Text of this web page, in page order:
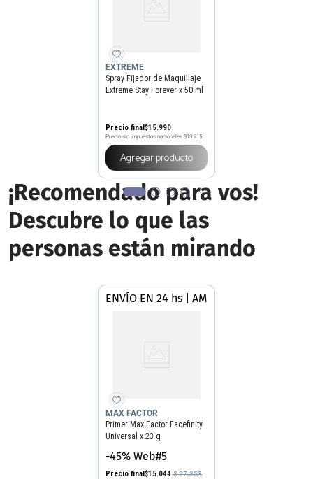
EXTREME
Spray Fijador de Maquillaje
Extreme Stay Forever x 50 ml
Precio final$15.990
Precio sin impuestos nacionales $13.215
Agregar producto
¡Recomendado para vos!
Descubre lo que las
personas están mirando
ENVÍO EN 24 hs | AMBA
MAX FACTOR
Primer Max Factor Facefinity
Universal x 23 g
-45% Web#5
Precio final$15.044 $27.353